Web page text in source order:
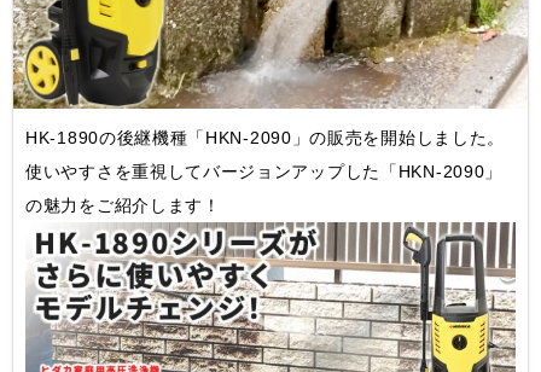
HK-1890の後継機種「HKN-2090」の販売を開始しました。
使いやすさを重視してバージョンアップした「HKN-2090」
の魅力をご紹介します！